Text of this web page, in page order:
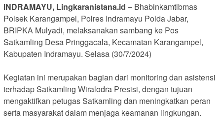
INDRAMAYU, Lingkaranistana.id – Bhabinkamtibmas
Polsek Karangampel, Polres Indramayu Polda Jabar,
BRIPKA Mulyadi, melaksanakan sambang ke Pos
Satkamling Desa Pringgacala, Kecamatan Karangampel,
Kabupaten Indramayu. Selasa (30/7/2024)
Kegiatan ini merupakan bagian dari monitoring dan asistensi
terhadap Satkamling Wiralodra Presisi, dengan tujuan
mengaktifkan petugas Satkamling dan meningkatkan peran
serta masyarakat dalam menjaga keamanan lingkungan.